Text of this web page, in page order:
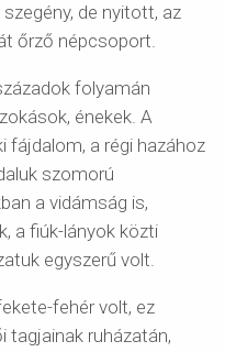
de nyitott, az
őrző népcsoport.
folyamán
énekek. A
fájdalom, a régi hazához
szomorú
a vidámság is,
a fiúk-lányok közti
egyszerű volt.
fehér volt, ez
tagjainak ruházatán,